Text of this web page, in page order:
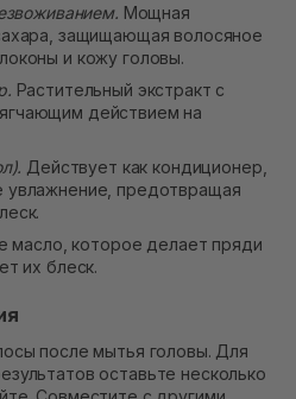
Мощная
защищающая волосяное
и кожу головы.
Растительный экстракт с
действием на
Действует как кондиционер,
увлажнение, предотвращая
масло, которое делает пряди
их блеск.
после мытья головы. Для
оставьте несколько